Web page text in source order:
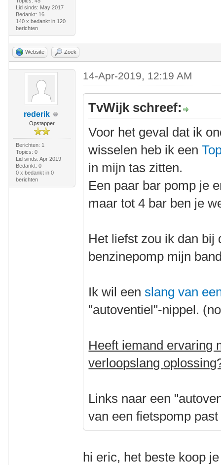
Lid sinds: May 2017
Bedankt: 16
140 x bedankt in 120
berichten
Website Zoek
rederik
Opstapper
Berichten: 1
Topics: 0
Lid sinds: Apr 2019
Bedankt: 0
0 x bedankt in 0
berichten
14-Apr-2019, 12:19 AM
TvWijk schreef:
Voor het geval dat ik
wisselen heb ik een
in mijn tas zitten.
Een paar bar pomp je
maar tot 4 bar ben je
Het liefst zou ik dan bij
benzinepomp mijn
Ik wil eenslang van
"autoventiel"-nippel.
Heeft iemand ervaring
verloopslang
Links naar een
van een fietspomp
hi eric, het beste koop